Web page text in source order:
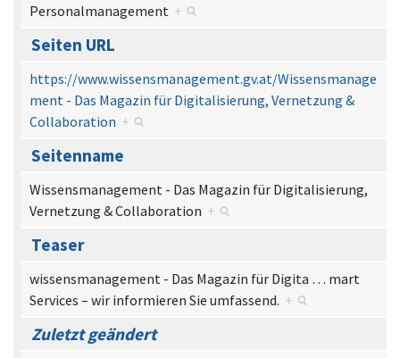
Personalmanagement +
Seiten URL
https://www.wissensmanagement.gv.at/Wissensmanage
ment - Das Magazin für Digitalisierung, Vernetzung &
Collaboration +
Seitenname
Wissensmanagement - Das Magazin für Digitalisierung,
Vernetzung & Collaboration +
Teaser
wissensmanagement - Das Magazin für Digita … mart
Services – wir informieren Sie umfassend. +
Zuletzt geändert